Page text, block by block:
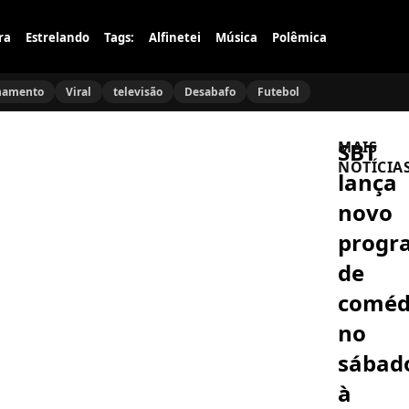
Estrelando Tags: Alfinetei Música Polêmica
Viral televisão Desabafo Futebol
SBT
lança
novo
de
no
à
MAIS
CULTURA
POP
Rainer
Faulstich
leva
Studio
Cosplay
para
arrasar
no
Game
Festival
Grande
seu
rabo
EM
RUÍNAS